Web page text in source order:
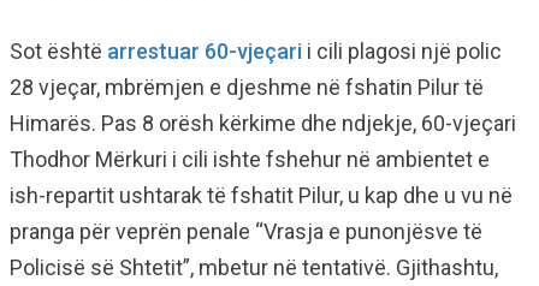
Sot është arrestuar 60-vjeçari i cili plagosi një polic
28 vjeçar, mbrëmjen e djeshme në fshatin Pilur të
Himarës. Pas 8 orësh kërkime dhe ndjekje, 60-vjeçari
Thodhor Mërkuri i cili ishte fshehur në ambientet e
ish-repartit ushtarak të fshatit Pilur, u kap dhe u vu në
pranga për veprën penale “Vrasja e punonjësve të
Policisë së Shtetit”, mbetur në tentativë. Gjithashtu,